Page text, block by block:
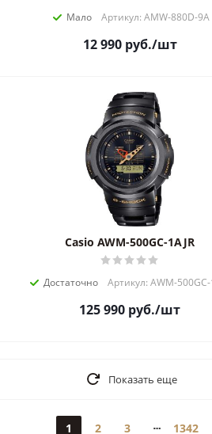
Мало Артикул: AMW-880D-9A
12 990руб./шт
Casio AWM-500GC-1AJR
Достаточно Артикул: AWM-500GC-
125 990 руб./шт
Показать еще
1 2 3 1342